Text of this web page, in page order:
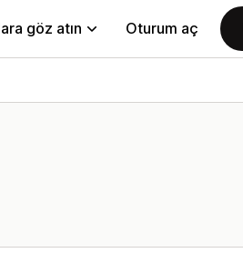
göz atın Oturum aç